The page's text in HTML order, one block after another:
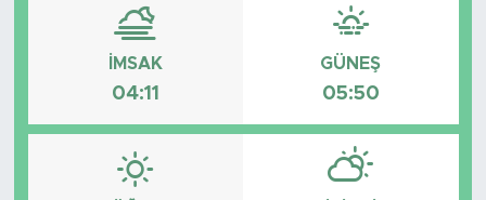
İMSAK
04:11
GÜNEŞ
05:50